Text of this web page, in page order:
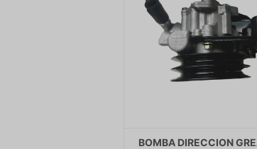
BOMBA DIRECCION